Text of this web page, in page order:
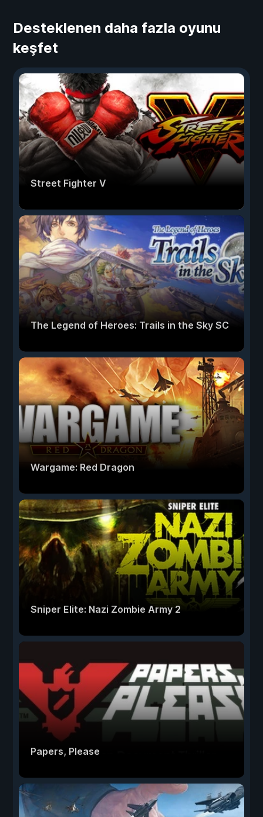
Desteklenen daha fazla oyunu
keşfet
Street Fighter V
The Legend of Heroes: Trails in the Sky SC
Wargame: Red Dragon
Sniper Elite: Nazi Zombie Army 2
Papers, Please